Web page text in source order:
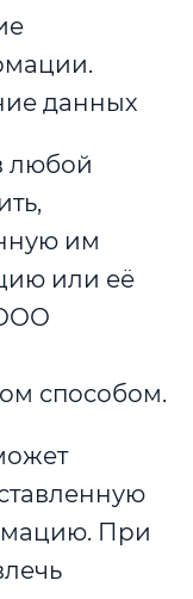
данных
любой
им
или её
способом.
При